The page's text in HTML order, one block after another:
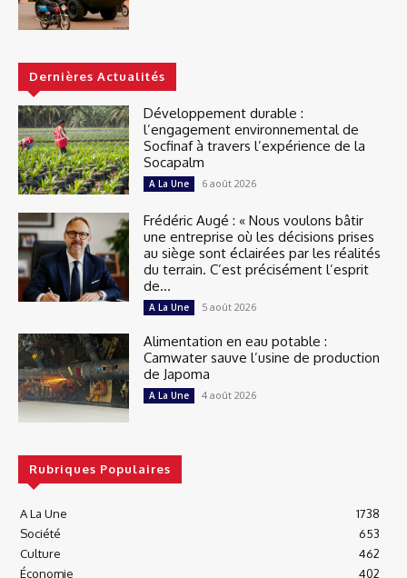
Dernières Actualités
Développement durable :
l’engagement environnemental de
Socfinaf à travers l’expérience de la
Socapalm
A La Une 6 août 2026
Frédéric Augé : « Nous voulons bâtir
une entreprise où les décisions prises
au siège sont éclairées par les réalités
du terrain. C’est précisément l’esprit
de...
A La Une 5 août 2026
Alimentation en eau potable :
Camwater sauve l’usine de production
de Japoma
A La Une 4 août 2026
Rubriques Populaires
A La Une
1738
Société
653
Culture
462
Économie
402